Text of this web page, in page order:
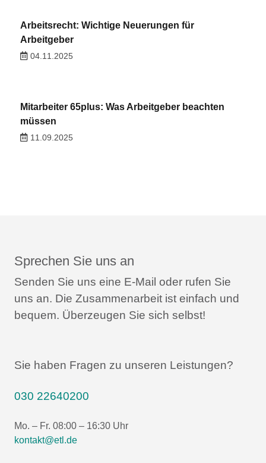
Arbeitsrecht: Wichtige Neuerungen für
Arbeitgeber
04.11.2025
Mitarbeiter 65plus: Was Arbeitgeber beachten
müssen
11.09.2025
Sprechen Sie uns an
Senden Sie uns eine E-Mail oder rufen Sie
uns an. Die Zusammenarbeit ist einfach und
bequem. Überzeugen Sie sich selbst!
Sie haben Fragen zu unseren Leistungen?
030 22640200
Mo. – Fr. 08:00 – 16:30 Uhr
kontakt@etl.de